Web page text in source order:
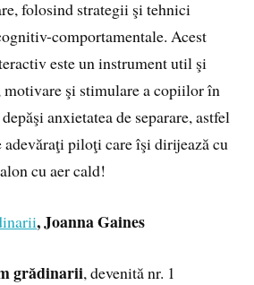
folosind strategii şi tehnici
comportamentale. Acest
este un instrument util şi
motivare şi stimulare a copiilor în
anxietatea de separare, astfel
adevăraţi piloţi care îşi dirijează cu
cu aer cald!
, Joanna Gaines
grădinarii, devenită nr. 1